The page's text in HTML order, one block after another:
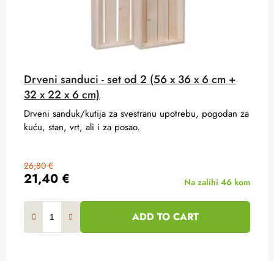
Drveni sanduci - set od 2 (56 x 36 x 6 cm +
32 x 22 x 6 cm)
21,40 €
26,80 €
Na zalihi 46 kom
ADD TO CART
Drveni sanduk/kutija za svestranu upotrebu, pogodan za
kuću, stan, vrt, ali i za posao.